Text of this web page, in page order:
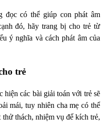
đọc có thể giúp con phát âm
đó, hãy trang bị cho trẻ từ
ý nghĩa và cách phát âm của
trẻ
hiện các bài giải toán với trẻ sẽ
mái, tuy nhiên cha mẹ có thể
thách, nhiệm vụ để kích trẻ,